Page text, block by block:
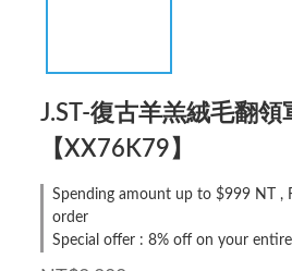
J.ST-復古羊羔絨毛翻領
【XX76K79】
Spending amount up to $999 NT ,
order
Special offer : 8% off on your